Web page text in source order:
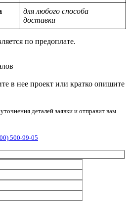
для любого способа
доставки
по предоплате.
в нее проект или кратко опишите
деталей заявки и отправит вам
500-99-05